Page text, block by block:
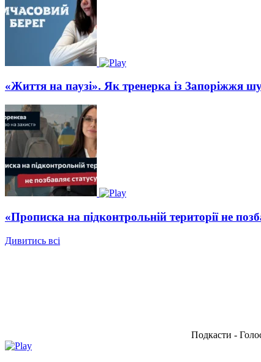
«Життя на паузі». Як тренерка із Запоріжжя
«Прописка на підконтрольній території не
Дивитись всі
Подкасти -